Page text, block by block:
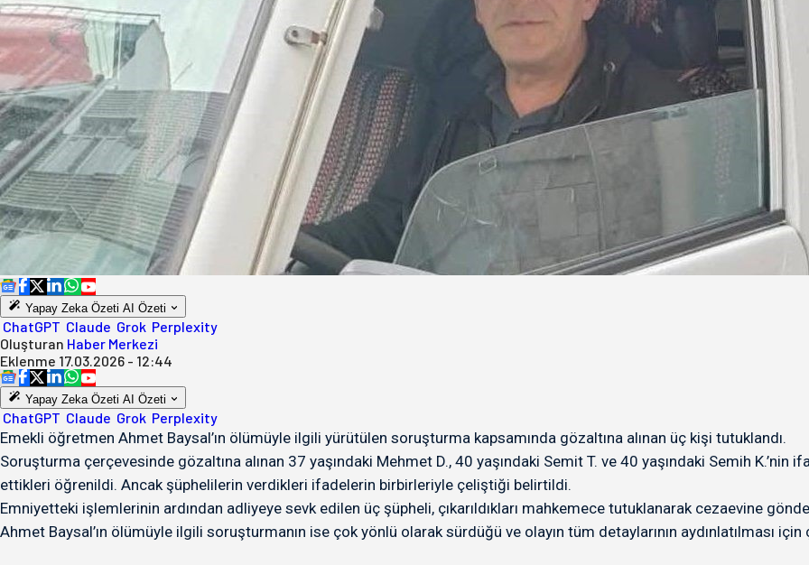
Yapay Zeka Özeti AI Özeti
ChatGPT Claude Grok Perplexity
Oluşturan Haber Merkezi
Eklenme 17.03.2026 - 12:44
Yapay Zeka Özeti AI Özeti
ChatGPT Claude Grok Perplexity
Emekli öğretmen Ahmet Baysal’ın ölümüyle ilgili yürütülen soruşturma kapsamında gözaltına alınan üç kişi tutuklandı.
Soruşturma çerçevesinde gözaltına alınan 37 yaşındaki Mehmet D., 40 yaşındaki Semit T. ve 40 yaşındaki Semih K.’nin
ettikleri öğrenildi. Ancak şüphelilerin verdikleri ifadelerin birbirleriyle çeliştiği belirtildi.
Emniyetteki işlemlerinin ardından adliyeye sevk edilen üç şüpheli, çıkarıldıkları mahkemece tutuklanarak cezaevine
Ahmet Baysal’ın ölümüyle ilgili soruşturmanın ise çok yönlü olarak sürdüğü ve olayın tüm detaylarının aydınlatılması